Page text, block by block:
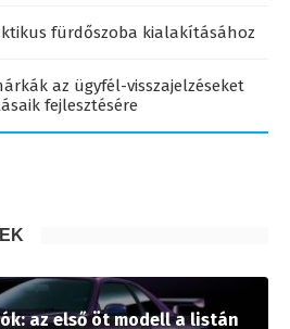
fürdőszoba kialakításához
az ügyfél-visszajelzéseket
fejlesztésére
az első öt modell a listán